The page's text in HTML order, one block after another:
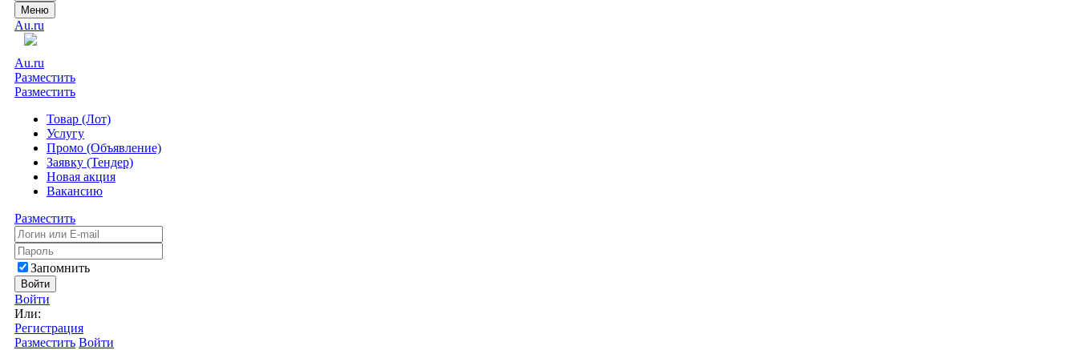
Меню
Au.ru
Au.ru
Разместить
Разместить
Товар (Лот)
Услугу
Промо (Объявление)
Заявку (Тендер)
Новая акция
Вакансию
Разместить
Запомнить
Войти
Войти
Или:
Регистрация
Разместить Войти